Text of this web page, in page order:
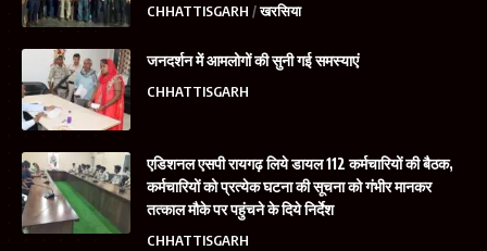
CHHATTISGARH खरसिया
जनदर्शन में आमलोगों की सुनी गई समस्याएं
CHHATTISGARH
एडिशनल एसपी रायगढ़ लिये डायल 112 कर्मचारियों की बैठक,
कर्मचारियों को प्रत्येक घटना की सूचना को गंभीर मानकर
तत्काल मौके पर पहुंचने के दिये निर्देश
CHHATTISGARH